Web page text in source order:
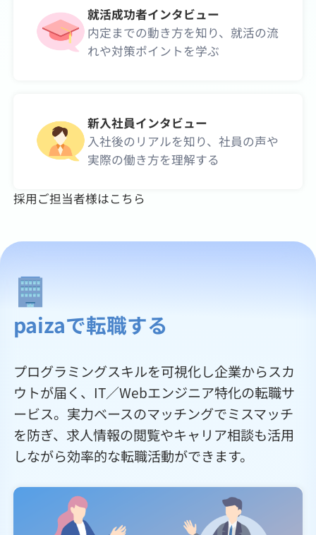
採用ご担当者様はこちら
就活成功者インタビュー
内定までの動き方を知り、就活の流
れや対策ポイントを学ぶ
新入社員インタビュー
入社後のリアルを知り、社員の声や
実際の働き方を理解する
paizaで転職する
プログラミングスキルを可視化し企業からスカ
ウトが届く、IT／Webエンジニア特化の転職サ
ービス。実力ベースのマッチングでミスマッチ
を防ぎ、求人情報の閲覧やキャリア相談も活用
しながら効率的な転職活動ができます。